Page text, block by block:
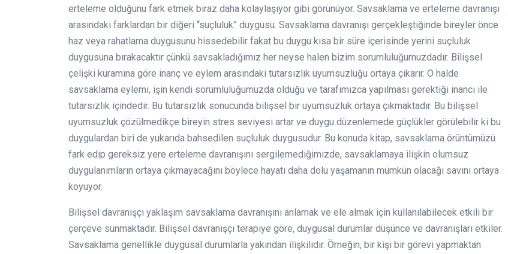
erteleme olduğunu fark etmek biraz daha kolaylaşıyor gibi görünüyor. Savsaklama ve erteleme davranışı
arasındaki farklardan bir diğeri “suçluluk” duygusu. Savsaklama davranışı gerçekleştiğinde bireyler önce
haz veya rahatlama duygusunu hissedebilir fakat bu duygu kısa bir süre içerisinde yerini suçluluk
duygusuna bırakacaktır çünkü savsakladığımız her neyse halen bizim sorumluluğumuzdadır. Bilişsel
çelişki kuramına göre inanç ve eylem arasındaki tutarsızlık uyumsuzluğu ortaya çıkarır. O halde
savsaklama eylemi, işin kendi sorumluluğumuzda olduğu ve tarafımızca yapılması gerektiği inancı ile
tutarsızlık içindedir. Bu tutarsızlık sonucunda bilişsel bir uyumsuzluk ortaya çıkmaktadır. Bu bilişsel
uyumsuzluk çözülmedikçe bireyin stres seviyesi artar ve duygu düzenlemede güçlükler görülebilir ki bu
duygulardan biri de yukarıda bahsedilen suçluluk duygusudur. Bu konuda kitap, savsaklama örüntümüzü
fark edip gereksiz yere erteleme davranışını sergilemediğimizde, savsaklamaya ilişkin olumsuz
duygulanımların ortaya çıkmayacağını böylece hayatı daha dolu yaşamanın mümkün olacağı savını ortaya
koyuyor.
Bilişsel davranışçı yaklaşım savsaklama davranışını anlamak ve ele almak için kullanılabilecek etkili bir
çerçeve sunmaktadır. Bilişsel davranışçı terapiye göre, duygusal durumlar düşünce ve davranışları etkiler.
Savsaklama genellikle duygusal durumlarla yakından ilişkilidir. Örneğin, bir kişi bir görevi yapmaktan